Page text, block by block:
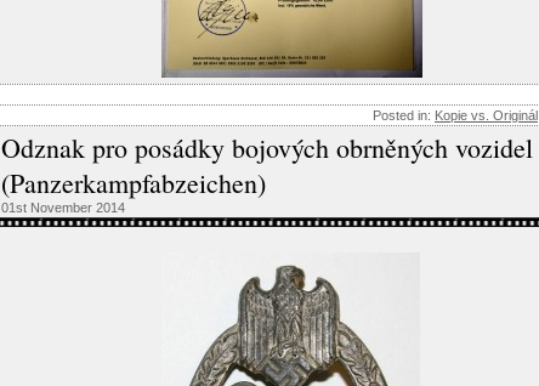
Posted in: Kopie vs. Originál
Odznak pro posádky bojových obrněných vozidel
(Panzerkampfabzeichen)
01st November 2014